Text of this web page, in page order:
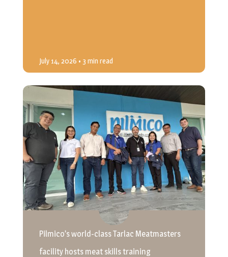
July 14, 2026 • 3 min read
Pilmico’s world-class Tarlac Meatmasters
facility hosts meat skills training